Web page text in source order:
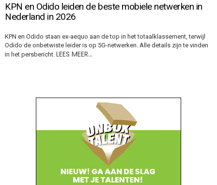
KPN en Odido leiden de beste mobiele netwerken in
Nederland in 2026
KPN en Odido staan ex-aequo aan de top in het totaalklassement, terwijl
Odido de onbetwiste leider is op 5G-netwerken. Alle details zijn te vinden
in het persbericht. LEES MEER…